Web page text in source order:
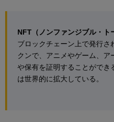
NFT（ノンファンジブル・ト
ブロックチェーン上で発行さ
クンで、アニメやゲーム、
や保有を証明することができ
は世界的に拡大している。